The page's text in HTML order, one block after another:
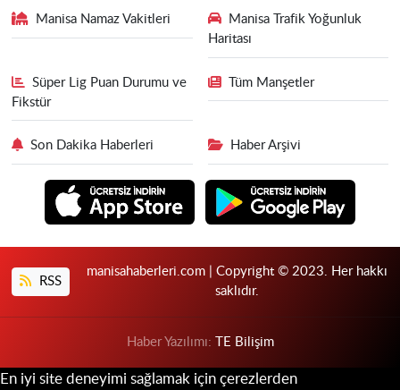
Manisa Namaz Vakitleri
Manisa Trafik Yoğunluk
Haritası
Süper Lig Puan Durumu ve
Fikstür
Tüm Manşetler
Son Dakika Haberleri Haber Arşivi
RSS
manisahaberleri.com | Copyright © 2023. Her hakkı
saklıdır.
Haber Yazılımı: TE Bilişim
En iyi site deneyimi sağlamak için çerezlerden